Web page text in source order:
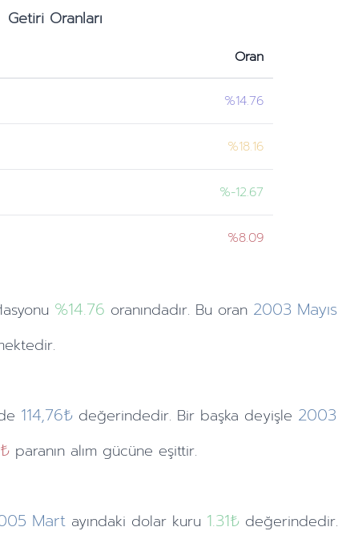
Getiri Oranları
Oran
%14.76
%18.16
%-12.67
%8.09
%14.76 oranındadır. Bu oran 2003 Mayıs
114,76₺ değerindedir. Bir başka deyişle 2003
paranın alım gücüne eşittir.
Mart ayındaki dolar kuru 1.31₺ değerindedir.